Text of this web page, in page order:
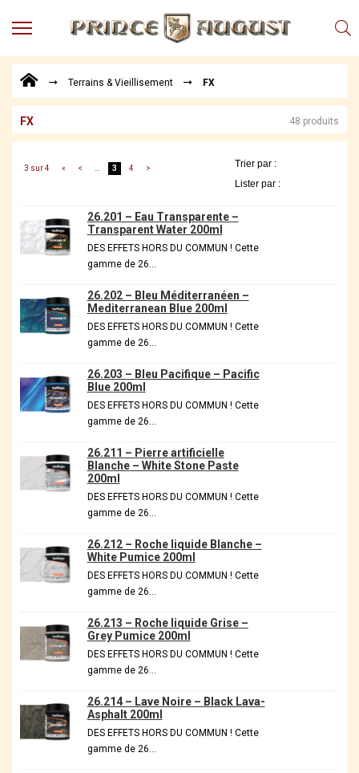
MENU
Points
de
Conseil
Techniques,
trucs et
astuces
Terrains & Vieillisement FX
FX 48 produits
3 sur 4 « < … 3 4 >
26.201 – Eau Transparente –
Transparent Water 200ml
DES EFFETS HORS DU COMMUN ! Cette
gamme de 26…
26.202 – Bleu Méditerranéen –
Mediterranean Blue 200ml
DES EFFETS HORS DU COMMUN ! Cette
gamme de 26…
26.203 – Bleu Pacifique – Pacific
Blue 200ml
DES EFFETS HORS DU COMMUN ! Cette
gamme de 26…
26.211 – Pierre artificielle
Blanche – White Stone Paste
200ml
DES EFFETS HORS DU COMMUN ! Cette
gamme de 26…
26.212 – Roche liquide Blanche –
White Pumice 200ml
DES EFFETS HORS DU COMMUN ! Cette
gamme de 26…
26.213 – Roche liquide Grise –
Grey Pumice 200ml
DES EFFETS HORS DU COMMUN ! Cette
gamme de 26…
26.214 – Lave Noire – Black Lava-
Asphalt 200ml
DES EFFETS HORS DU COMMUN ! Cette
gamme de 26…